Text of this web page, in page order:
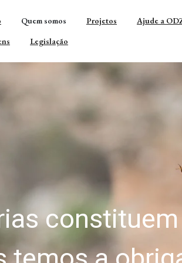
Quem somos Projetos Ajude a
Legislação
desafios de